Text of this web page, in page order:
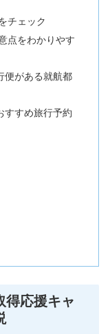
チェック
点をわかりやす
便がある就航都
すすめ旅行予約
得応援キャ